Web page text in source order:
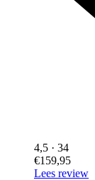
4,5 · 34
€159,95
Lees review